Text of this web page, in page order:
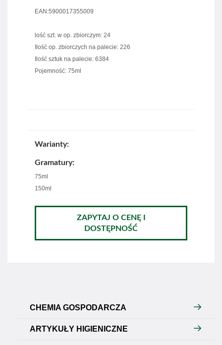
EAN:5900017355009
lość szt. w op. zbiorczym: 24
Ilość op. zbiorczych na palecie: 226
Ilość sztuk na palecie: 6384
Pojemność: 75ml
Warianty:
Gramatury:
75ml
150ml
ZAPYTAJ O CENĘ I
DOSTĘPNOŚĆ
CHEMIA GOSPODARCZA
ARTYKUŁY HIGIENICZNE